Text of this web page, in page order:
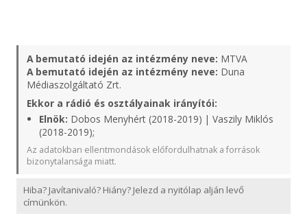
A bemutató idején az intézmény neve: MTVA
A bemutató idején az intézmény neve: Duna
Médiaszolgáltató Zrt.
Ekkor a rádió és osztályainak irányítói:
Elnök: Dobos Menyhért (2018-2019) | Vaszily Miklós
(2018-2019);
Az adatokban ellentmondások előfordulhatnak a források
bizonytalansága miatt.
Hiba? Javítanivaló? Hiány? Jelezd a nyitólap alján levő
címünkön.